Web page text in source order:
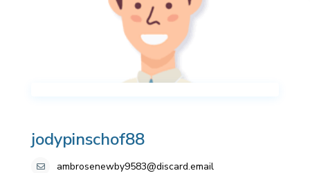
jodypinschof88
ambrosenewby9583@discard.email